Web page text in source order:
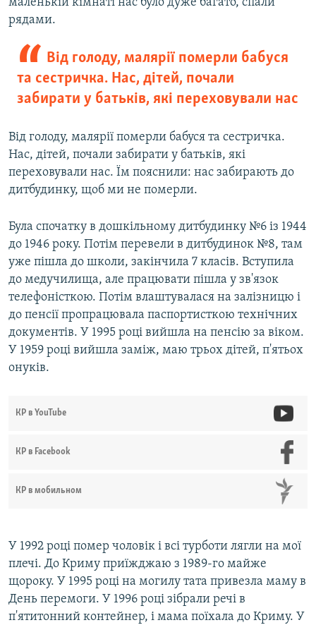
маленькій кімнаті нас було дуже багато, спали
рядами.
Від голоду, малярії померли бабуся
та сестричка. Нас, дітей, почали
забирати у батьків, які переховували нас
Від голоду, малярії померли бабуся та сестричка.
Нас, дітей, почали забирати у батьків, які
переховували нас. Їм пояснили: нас забирають до
дитбудинку, щоб ми не померли.
Була спочатку в дошкільному дитбудинку №6 із 1944
до 1946 року. Потім перевели в дитбудинок №8, там
уже пішла до школи, закінчила 7 класів. Вступила
до медучилища, але працювати пішла у зв'язок
телефоністкою. Потім влаштувалася на залізницю і
до пенсії пропрацювала паспортисткою технічних
документів. У 1995 році вийшла на пенсію за віком.
У 1959 році вийшла заміж, маю трьох дітей, п'ятьох
онуків.
КР в YouTube
КР в Facebook
КР в мобильном
У 1992 році помер чоловік і всі турботи лягли на мої
плечі. До Криму приїжджаю з 1989-го майже
щороку. У 1995 році на могилу тата привезла маму в
День перемоги. У 1996 році зібрали речі в
п'ятитонний контейнер, і мама поїхала до Криму. У